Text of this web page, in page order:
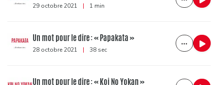
29 octobre 2021 | 1 min
Un mot pour le dire : « Papakata »
28 octobre 2021 | 38 sec
Un mot pour le dire : « Koi No Yokan »